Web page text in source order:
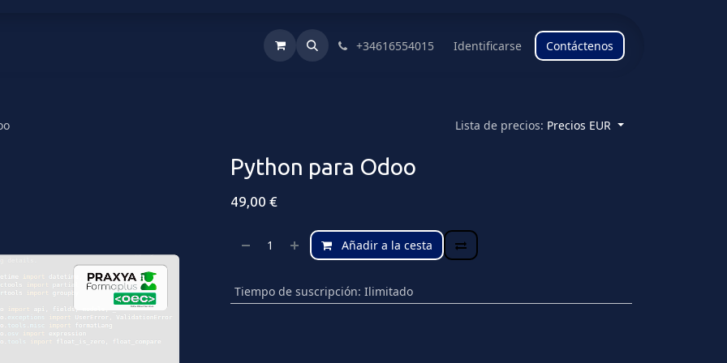
¿Por dónde empiezo? Contacto
+34616554015 Identificarse Contáctenos
Lista de precios: Precios EUR
Python para Odoo
49,00 €
Añadir a la cesta
Tiempo de suscripción: Ilimitado